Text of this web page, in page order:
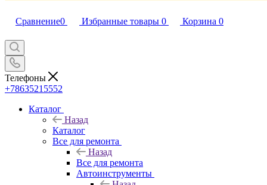
Сравнение0 Избранные товары 0 Корзина 0
Телефоны
+78635215552
Каталог
Назад
Каталог
Все для ремонта
Назад
Все для ремонта
Автоинструменты